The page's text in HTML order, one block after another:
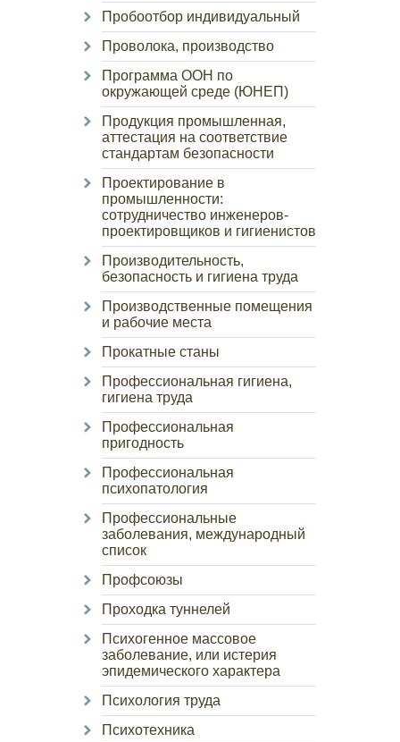
Пробоотбор индивидуальный
Проволока, производство
Программа ООН по
окружающей среде (ЮНЕП)
Продукция промышленная,
аттестация на соответствие
стандартам безопасности
Проектирование в
промышленности:
сотрудничество инженеров-
проектировщиков и гигиенистов
Производительность,
безопасность и гигиена труда
Производственные помещения
и рабочие места
Прокатные станы
Профессиональная гигиена,
гигиена труда
Профессиональная
пригодность
Профессиональная
психопатология
Профессиональные
заболевания, международный
список
Профсоюзы
Проходка туннелей
Психогенное массовое
заболевание, или истерия
эпидемического характера
Психология труда
Психотехника